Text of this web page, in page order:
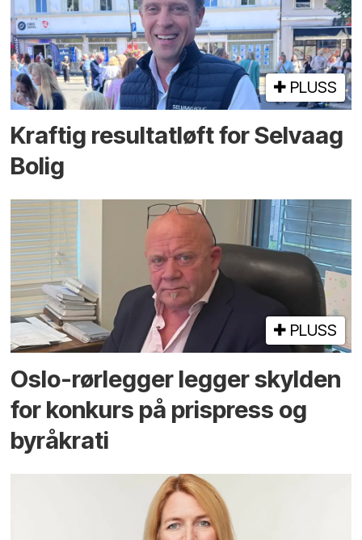
PLUSS
Kraftig resultatløft for Selvaag
Bolig
PLUSS
Oslo-rørlegger legger skylden
for konkurs på prispress og
byråkrati